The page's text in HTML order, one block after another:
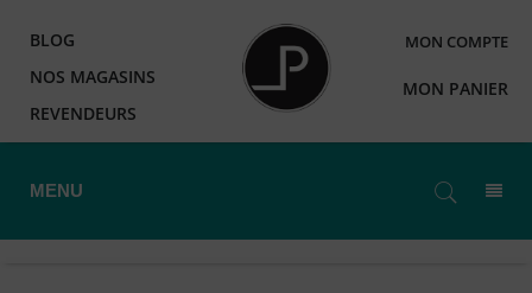
BLOG
NOS MAGASINS
REVENDEURS
MON COMPTE
MON PANIER
MENU